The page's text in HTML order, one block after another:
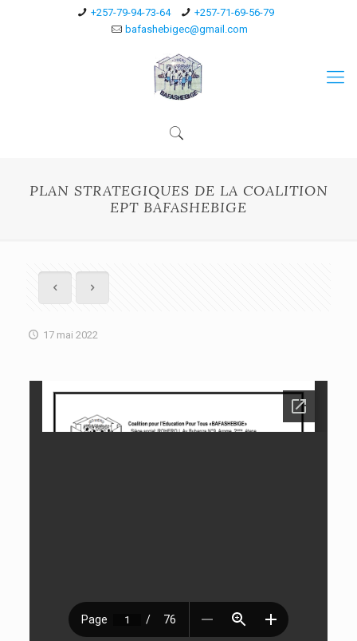
+257-79-94-73-64
+257-71-69-56-79
bafashebigec@gmail.com
PLAN STRATEGIQUES DE LA COALITION
EPT BAFASHEBIGE
17 mai 2022